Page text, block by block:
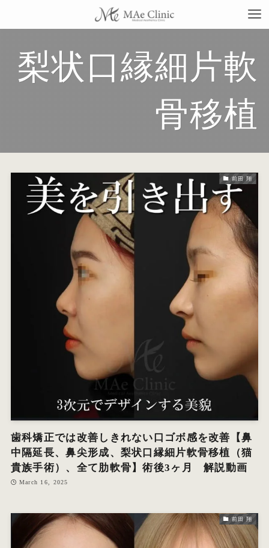
当
症
コ
オ
梨状口縁細片軟
骨移植
前田 翔
歯科矯正では改善しきれない口ゴボ感を改善【鼻
中隔延長、鼻尖形成、梨状口縁細片軟骨移植（猫
貴族手術）、全て肋軟骨】術後3ヶ月 解説動画
March 16, 2025
前田 翔